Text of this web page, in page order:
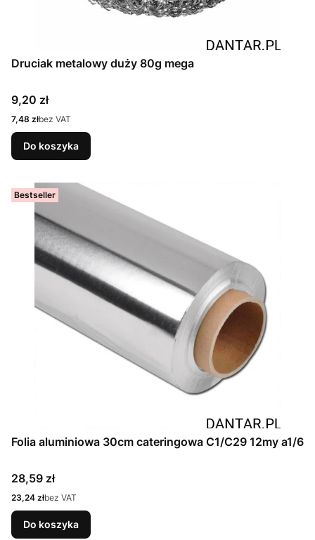
Druciak metalowy duży 80g mega
Cena
9,20 zł
Cena
7,48 złbez VAT
Do koszyka
Bestseller
Folia aluminiowa 30cm cateringowa C1/C29 12my a1/6
Cena
28,59 zł
Cena
23,24 złbez VAT
Do koszyka